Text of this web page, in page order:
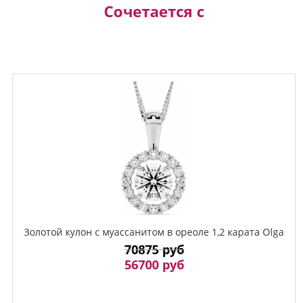
Сочетается с
Золотой кулон с муассанитом в ореоле 1,2 карата Olga
70875 руб
56700 руб